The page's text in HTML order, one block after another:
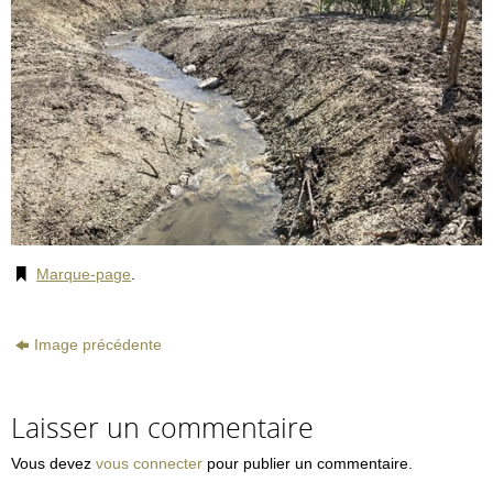
Marque-page.
Image précédente
Laisser un commentaire
Vous devez vous connecter pour publier un commentaire.